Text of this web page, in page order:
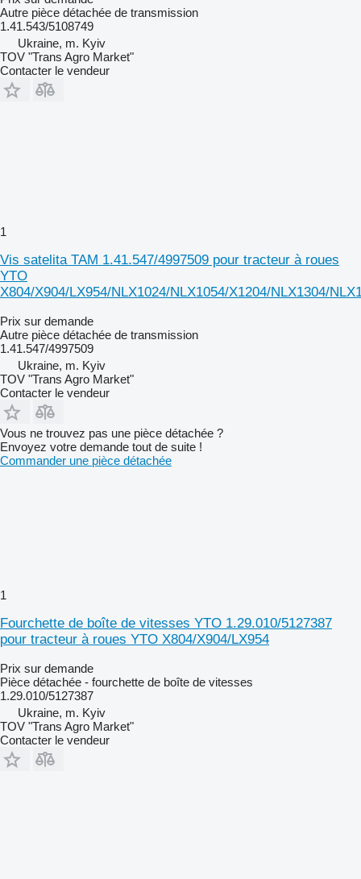
Autre pièce détachée de transmission
1.41.543/5108749
Ukraine, m. Kyiv
TOV "Trans Agro Market"
Contacter le vendeur
1
Vis satelita TAM 1.41.547/4997509 pour tracteur à roues
YTO
X804/X904/LX954/NLX1024/NLX1054/X1204/NLX1304/
Prix sur demande
Autre pièce détachée de transmission
1.41.547/4997509
Ukraine, m. Kyiv
TOV "Trans Agro Market"
Contacter le vendeur
Vous ne trouvez pas une pièce détachée ?
Envoyez votre demande tout de suite !
Commander une pièce détachée
1
Fourchette de boîte de vitesses YTO 1.29.010/5127387
pour tracteur à roues YTO X804/X904/LX954
Prix sur demande
Pièce détachée - fourchette de boîte de vitesses
1.29.010/5127387
Ukraine, m. Kyiv
TOV "Trans Agro Market"
Contacter le vendeur